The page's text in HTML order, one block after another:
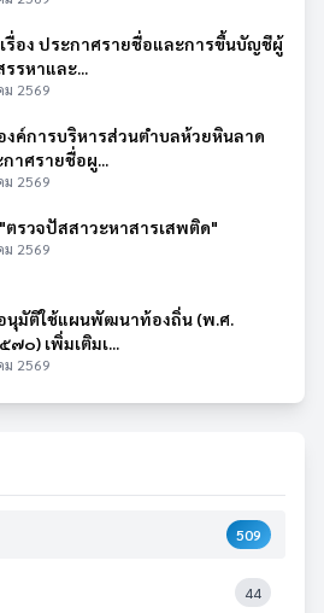
รื่อง ประกาศรายชื่อและการขึ้นบัญชีผู้
รหาและ...
ม 2569
งค์การบริหารส่วนตำบลห้วยหินลาด
กาศรายชื่อผู...
ม 2569
ตรวจปัสสาวะหาสารเสพติด"
ม 2569
นุมัติใช้แผนพัฒนาท้องถิ่น (พ.ศ.
๐) เพิ่มเติมเ...
ม 2569
509
44